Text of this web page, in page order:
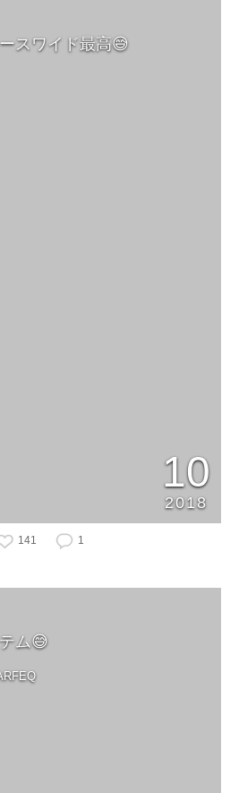
スワイド最高😅
10
2018
141 1
ム😅